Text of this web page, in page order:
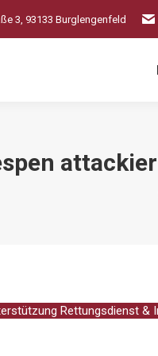
3, 93133 Burglengenfeld
Rettungsdienst &